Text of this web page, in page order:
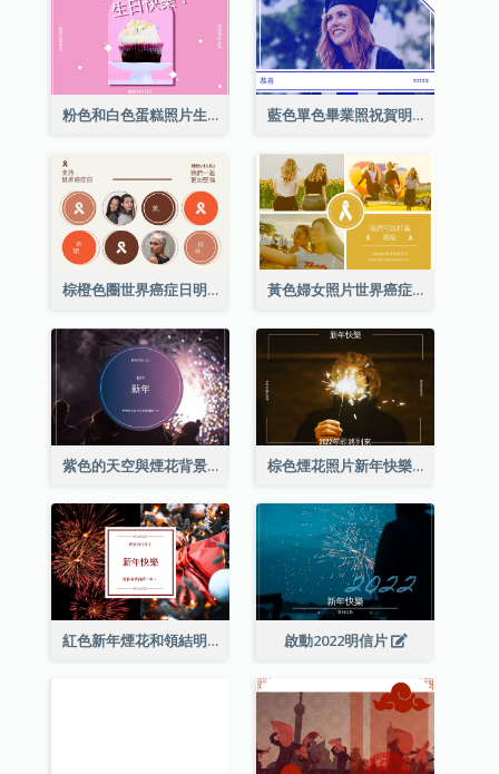
粉色和白色蛋糕照片生日明信片 藍色單色畢業照祝賀明信片
棕橙色圈世界癌症日明信片 黃色婦女照片世界癌症日明信片
紫色的天空與煙花背景新年明信片 棕色煙花照片新年快樂明信片
紅色新年煙花和領結明信片 啟動2022明信片